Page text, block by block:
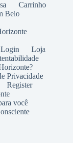
Carrinho
Belo
Login
Loja
Privacidade
Register
você